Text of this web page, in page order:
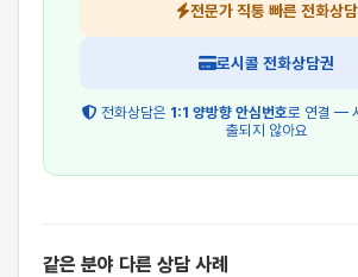
전문가 직통 빠른 전화상담
로시콜 전화상담권
전화상담은 1:1 양방향 안심번호로 연결 —
출되지 않아요
같은 분야 다른 상담 사례